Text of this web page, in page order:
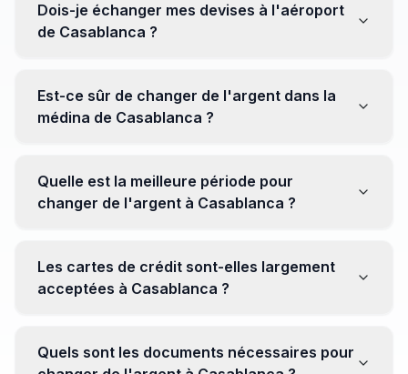
Dois-je échanger mes devises à l'aéroport
de Casablanca ?
être moins avantageux. Orientez-vous plutôt vers les
bureaux de change en ville pour obtenir de meilleurs
Est-ce sûr de changer de l'argent dans la
médina de Casablanca ?
établissements réputés pour éviter les surprises.
Quelle est la meilleure période pour
changer de l'argent à Casablanca ?
soyez attentif aux fluctuations pour maximiser la valeur
de vos devises.
Les cartes de crédit sont-elles largement
acceptées à Casablanca ?
Cependant, avoir un peu de monnaie locale peut être
Quels sont les documents nécessaires pour